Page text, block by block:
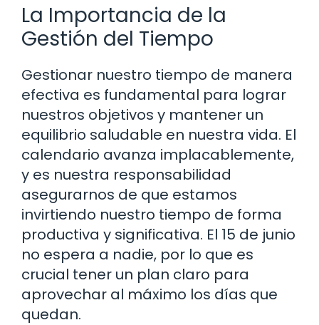
La Importancia de la
Gestión del Tiempo
Gestionar nuestro tiempo de manera
efectiva es fundamental para lograr
nuestros objetivos y mantener un
equilibrio saludable en nuestra vida. El
calendario avanza implacablemente,
y es nuestra responsabilidad
asegurarnos de que estamos
invirtiendo nuestro tiempo de forma
productiva y significativa. El 15 de junio
no espera a nadie, por lo que es
crucial tener un plan claro para
aprovechar al máximo los días que
quedan.